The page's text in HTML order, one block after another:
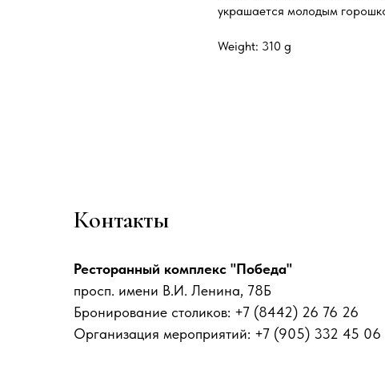
украшается молодым
Weight: 310 g
Контакты
Ресторанный комплекс "Победа"
просп. имени В.И. Ленина, 78Б
Бронирование столиков: +7 (8442) 26 76 26
Организация мероприятий: +7 (905) 332 45 06